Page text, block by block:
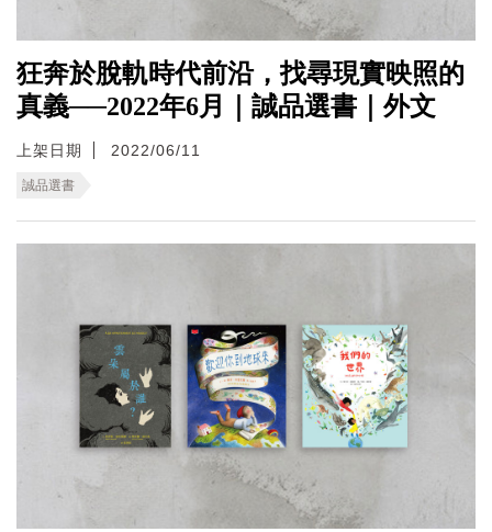
狂奔於脫軌時代前沿，找尋現實映照的
真義──2022年6月｜誠品選書｜外文
上架日期 2022/06/11
誠品選書